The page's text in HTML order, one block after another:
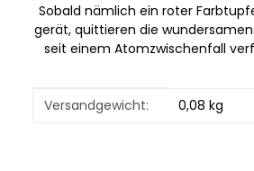
Sobald nämlich ein roter
gerät, quittieren die
seit einem Atomzwischenfall
Produkteigenschaft
Wert
Versandgewicht: 0,08 kg